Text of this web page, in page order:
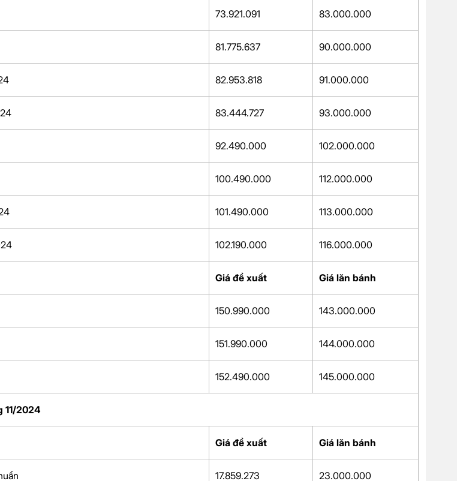
73.921.091 83.000.000
81.775.637 90.000.000
82.953.818 91.000.000
83.444.727 93.000.000
92.490.000 102.000.000
100.490.000 112.000.000
101.490.000 113.000.000
102.190.000 116.000.000
Giá đề xuất Giá lăn bánh
150.990.000 143.000.000
151.990.000 144.000.000
152.490.000 145.000.000
11/2024
Giá đề xuất Giá lăn bánh
17.859.273 23.000.000